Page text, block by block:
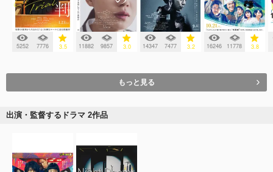
5252 7776 3.5 11882 9857 3.0 14347 7477 3.2 16246 11778 3.8
もっと見る
出演・監督するドラマ 2作品